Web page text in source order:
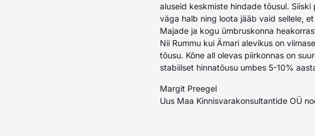
aluseid keskmiste hindade tõusul.
väga halb ning loota jääb vaid sellele,
Majade ja kogu ümbruskonna
Nii Rummu kui Ämari alevikus on
tõusu. Kõne all olevas piirkonnas on
stabiilset hinnatõusu umbes 5-10%
Margit Preegel
Uus Maa Kinnisvarakonsultantide OÜ